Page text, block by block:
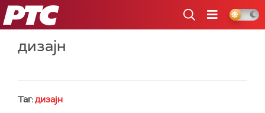
РТС
дизајн
Таг:дизајн